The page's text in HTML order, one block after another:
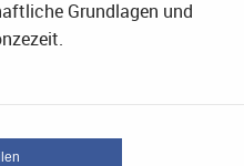
Grundlagen und